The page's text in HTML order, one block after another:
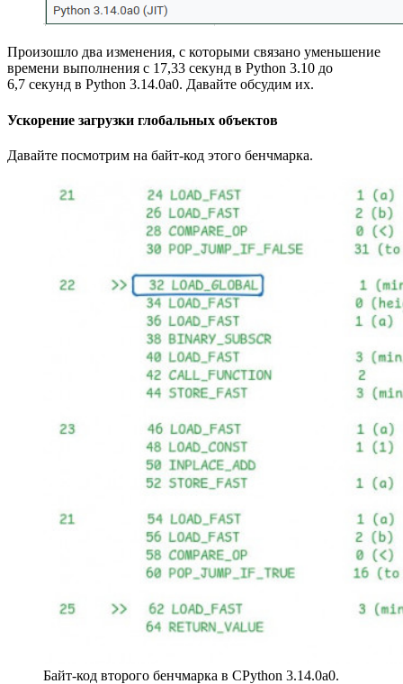
Произошло два изменения, с которыми связано уменьшение
времени выполнения с 17,33 секунд в Python 3.10 до
6,7 секунд в Python 3.14.0a0. Давайте обсудим их.
Ускорение загрузки глобальных объектов
Давайте посмотрим на байт‑код этого бенчмарка.
Байт‑код второго бенчмарка в CPython 3.14.0a0.